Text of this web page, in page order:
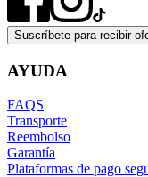
Suscríbete para recibir
AYUDA
FAQS
Transporte
Reembolso
Garantía
Plataformas de pago